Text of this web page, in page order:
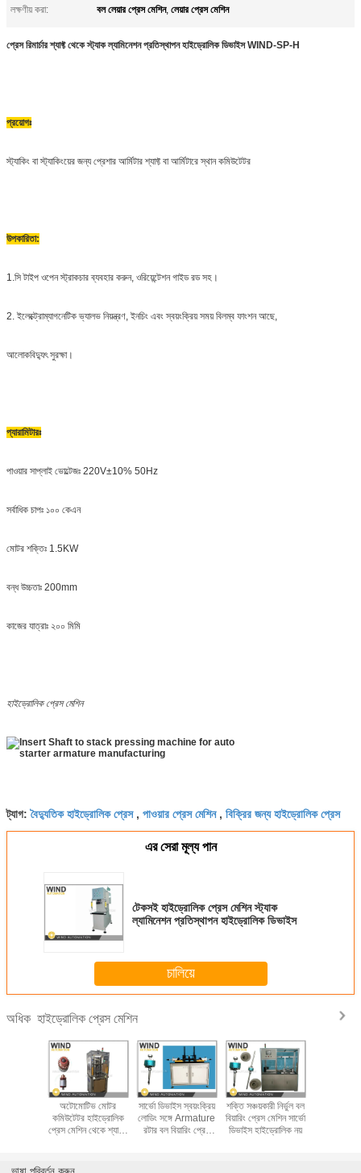
লক্ষণীয় করা:
বল লেয়ার প্রেস মেশিন, লেয়ার প্রেস মেশিন
প্রেস রিমার্চার শ্যাফ্ট থেকে স্ট্যাক ল্যামিনেশন প্রতিস্থাপন হাইড্রোলিক ডিভাইস WIND-SP-H
প্রয়োগঃ
স্ট্যাকিং বা স্ট্যাকিংয়ের জন্য প্রেশার আর্মিটার শ্যাফ্ট বা আর্মিটারে স্থান কমিউটেটর
উপকারিতা:
1.সি টাইপ ওপেন স্ট্রাকচার ব্যবহার করুন, ওরিয়েন্টেশন গাইড রড সহ।
2. ইলেক্ট্রোম্যাগনেটিক ভ্যালভ নিয়ন্ত্রণ, ইনচিং এবং স্বয়ংক্রিয় সময় বিলম্ব ফাংশন আছে,
আলোকবিদ্যুৎ সুরক্ষা।
প্যারামিটারঃ
পাওয়ার সাপ্লাই ভোল্টেজঃ 220V±10% 50Hz
সর্বাধিক চাপঃ ১০০ কেএন
মোটর শক্তিঃ 1.5KW
বন্ধ উচ্চতাঃ 200mm
কাজের যাত্রাঃ ২০০ মিমি
হাইড্রোলিক প্রেস মেশিন
ট্যাগ:বৈদ্যুতিক হাইড্রোলিক প্রেস, পাওয়ার প্রেস মেশিন, বিক্রির জন্য হাইড্রোলিক প্রেস
এর সেরা মূল্য পান
টেকসই হাইড্রোলিক প্রেস মেশিন স্ট্যাক
ল্যামিনেশন প্রতিস্থাপন হাইড্রোলিক ডিভাইস
চালিয়ে
অধিক হাইড্রোলিক প্রেস মেশিন
অটোমোটিভ মোটর
কমিউটেটর হাইড্রোলিক
প্রেস মেশিন থেকে শ্যাফট
সার্ভো ডিভাইস স্বয়ংক্রিয়
লোডিং সঙ্গে Armature
রটার বল বিয়ারিং প্রেস
শক্তি সঞ্চয়কারী নির্ভুল বল
বিয়ারিং প্রেস মেশিন সার্ভো
ডিভাইস হাইড্রোলিক নয়